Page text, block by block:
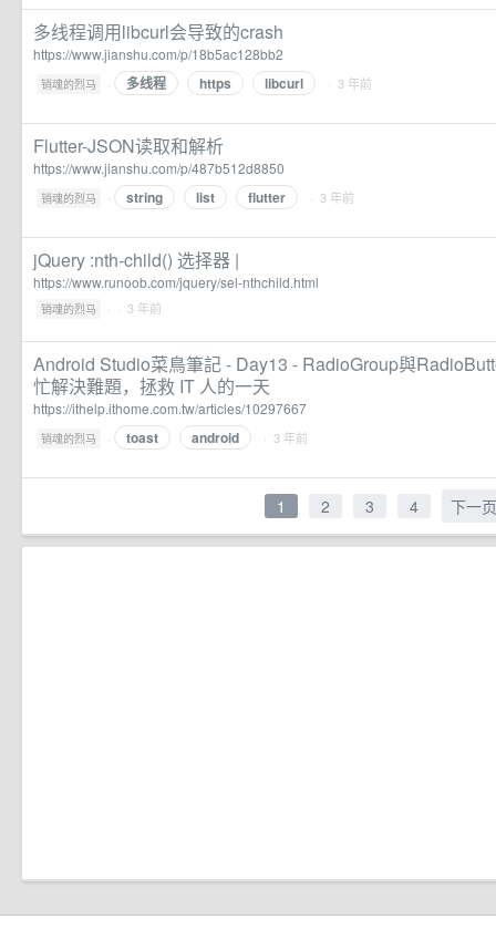
多线程调用libcurl会导致的crash
https://www.jianshu.com/p/18b5ac128bb2
销魂的烈马 · 多线程 https libcurl · 3 年前
Flutter-JSON读取和解析
https://www.jianshu.com/p/487b512d8850
销魂的烈马 · string list flutter · 3 年前
jQuery :nth-child() 选择器 |
https://www.runoob.com/jquery/sel-nthchild.html
销魂的烈马 · · 3 年前
Android Studio菜鳥筆記 - Day13 - RadioGroup與
忙解決難題，拯救 IT 人的一天
https://ithelp.ithome.com.tw/articles/10297667
销魂的烈马 · toast android · 3 年前
1 2 3 4 下一页